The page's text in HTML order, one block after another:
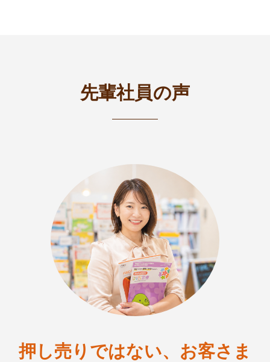
先輩社員の声
押し売りではない、お客さま